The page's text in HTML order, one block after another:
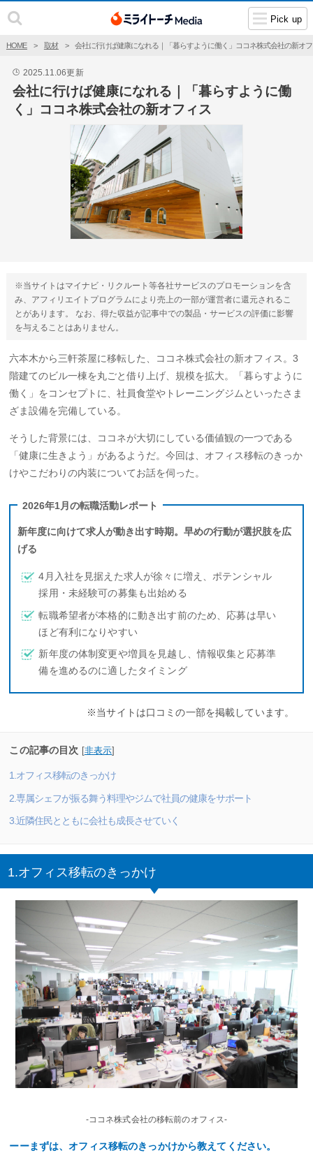
Pick up
🕒 2025.11.06更新
会社に行けば健康になれる｜「暮らすように働
く」ココネ株式会社の新オフィス
※当サイトはマイナビ・リクルート等各社サービスのプロモーションを含
み、アフィリエイトプログラムにより売上の一部が運営者に還元されるこ
とがあります。 なお、得た収益が記事中での製品・サービスの評価に影響
を与えることはありません。
六本木から三軒茶屋に移転した、ココネ株式会社の新オフィス。3
階建てのビル一棟を丸ごと借り上げ、規模を拡大。「暮らすように
働く」をコンセプトに、社員食堂やトレーニングジムといったさま
ざま設備を完備している。
そうした背景には、ココネが大切にしている価値観の一つである
「健康に生きよう」があるようだ。今回は、オフィス移転のきっか
けやこだわりの内装についてお話を伺った。
2026年1月の転職活動レポート
新年度に向けて求人が動き出す時期。早めの行動が選択肢を広
げる
4月入社を見据えた求人が徐々に増え、ポテンシャル
採用・未経験可の募集も出始める
転職希望者が本格的に動き出す前のため、応募は早い
ほど有利になりやすい
新年度の体制変更や増員を見越し、情報収集と応募準
備を進めるのに適したタイミング
※当サイトは口コミの一部を掲載しています。
この記事の目次 [非表示]
1.オフィス移転のきっかけ
2.専属シェフが振る舞う料理やジムで社員の健康をサポート
3.近隣住民とともに会社も成長させていく
1.オフィス移転のきっかけ
-ココネ株式会社の移転前のオフィス-
ーーまずは、オフィス移転のきっかけから教えてください。
HOME 取材 会社に行けば健康になれる｜「暮らすように働く」ココネ株式会社の新オ